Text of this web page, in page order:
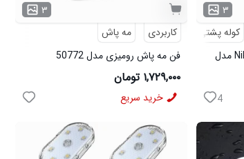
۳
کوله پشتی
مسافرتی
کوله پشتی مسافرتی مشکی Nike مدل
4
۳
کاربردی
مه پاش
فن مه پاش رومیزی مدل 50772
۱,۷۲۹,۰۰۰ تومان
خرید سریع